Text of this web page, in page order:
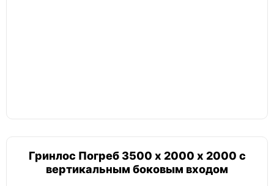
Гринлос Погреб 3500 х 2000 х 2000 с
вертикальным боковым входом